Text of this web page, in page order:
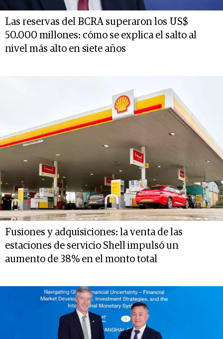
Las reservas del BCRA superaron los US$
50.000 millones: cómo se explica el salto al
nivel más alto en siete años
Fusiones y adquisiciones: la venta de las
estaciones de servicio Shell impulsó un
aumento de 38% en el monto total